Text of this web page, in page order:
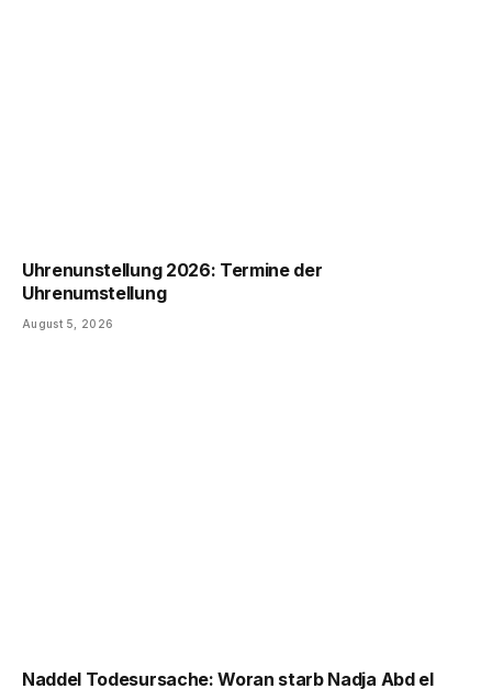
Uhrenunstellung 2026: Termine der
Uhrenumstellung
August 5, 2026
Naddel Todesursache: Woran starb Nadja Abd el